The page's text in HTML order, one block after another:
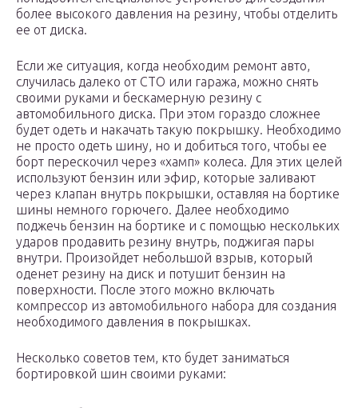
более высокого давления на резину, чтобы отделить
ее от диска.
Если же ситуация, когда необходим ремонт авто,
случилась далеко от СТО или гаража, можно снять
своими руками и бескамерную резину с
автомобильного диска. При этом гораздо сложнее
будет одеть и накачать такую покрышку. Необходимо
не просто одеть шину, но и добиться того, чтобы ее
борт перескочил через «хамп» колеса. Для этих целей
используют бензин или эфир, которые заливают
через клапан внутрь покрышки, оставляя на бортике
шины немного горючего. Далее необходимо
поджечь бензин на бортике и с помощью нескольких
ударов продавить резину внутрь, поджигая пары
внутри. Произойдет небольшой взрыв, который
оденет резину на диск и потушит бензин на
поверхности. После этого можно включать
компрессор из автомобильного набора для создания
необходимого давления в покрышках.
Несколько советов тем, кто будет заниматься
бортировкой шин своими руками: